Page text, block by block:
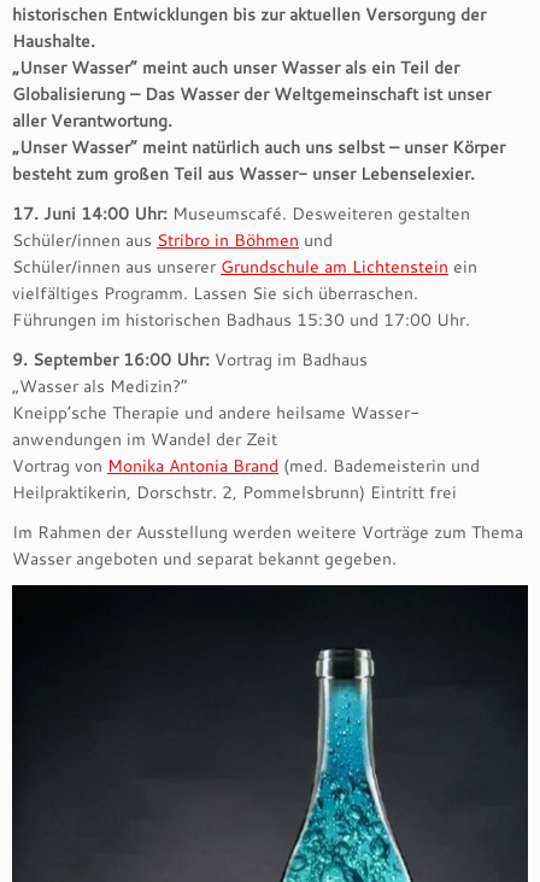
historischen Entwicklungen bis zur aktuellen Versorgung der
Haushalte.
„Unser Wasser“ meint auch unser Wasser als ein Teil der
Globalisierung – Das Wasser der Weltgemeinschaft ist unser
aller Verantwortung.
„Unser Wasser“ meint natürlich auch uns selbst – unser Körper
besteht zum großen Teil aus Wasser- unser Lebenselexier.
17. Juni 14:00 Uhr: Museumscafé. Desweiteren gestalten
Schüler/innen aus Stribro in Böhmen und
Schüler/innen aus unserer Grundschule am Lichtenstein ein
vielfältiges Programm. Lassen Sie sich überraschen.
Führungen im historischen Badhaus 15:30 und 17:00 Uhr.
9. September 16:00 Uhr: Vortrag im Badhaus
„Wasser als Medizin?“
Kneipp’sche Therapie und andere heilsame Wasser-
anwendungen im Wandel der Zeit
Vortrag von Monika Antonia Brand (med. Bademeisterin und
Heilpraktikerin, Dorschstr. 2, Pommelsbrunn) Eintritt frei
Im Rahmen der Ausstellung werden weitere Vorträge zum Thema
Wasser angeboten und separat bekannt gegeben.